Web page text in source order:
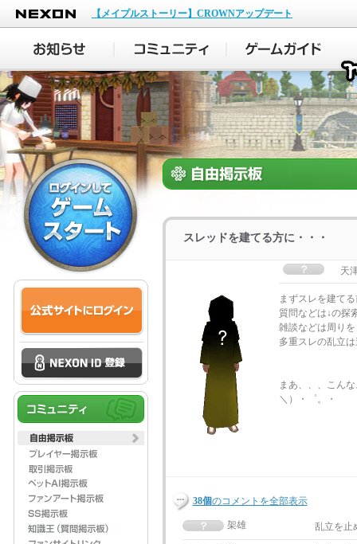
NEXON
【メイプルストーリー】CROWNアップデート
スレッドを建てる方に・・・
天
まずスレを建て
質問などは↓の探
雑談などは周り
多重スレの乱立
まあ、、、こん
＼）・゜。・
38個のコメントを全部表示
架雄 乱立を止